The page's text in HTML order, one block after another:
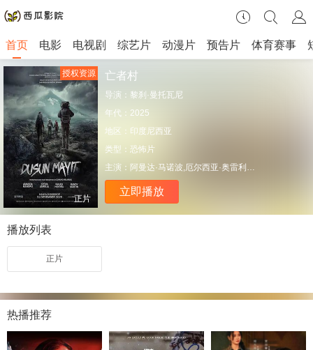
首页 电影 电视剧 综艺片 动漫片 预告片 体育赛事
正片
授权资源 亡者村
导演： 黎刹·曼托瓦尼
年代： 2025
地区： 印度尼西亚
类型： 恐怖片
主演： 阿曼达·马诺波,厄尔西亚·奥雷利亚,法哈德·海德拉
立即播放
播放列表
正片
热播推荐